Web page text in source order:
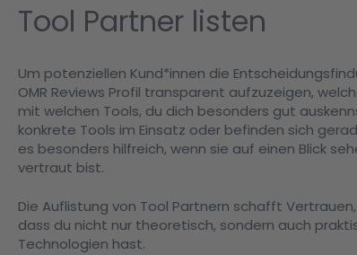
Tool Partner listen
Um potenziellen Kund*innen die
OMR Reviews Profil transparent aufzuzeigen,
mit welchen Tools, du dich besonders gut
konkrete Tools im Einsatz oder befinden sich
es besonders hilfreich, wenn sie auf einen Blick
vertraut bist.
Die Auflistung von Tool Partnern schafft
dass du nicht nur theoretisch, sondern auch
Technologien hast.